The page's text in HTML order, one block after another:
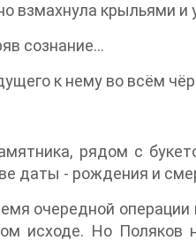
взмахнула крыльями и
сознание…
к нему во всём
рядом с
даты - рождения и
очередной
исходе. Но Поляков